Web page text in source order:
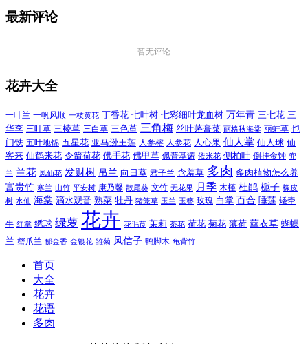
最新评论
暂无评论
花卉大全
一叶兰 一帆风顺 一枝黄花 丁香花 七叶树 七彩细叶龙血树 万年青 三七花 三
华李 三叶草 三棱草 三白草 三色堇 三角梅 丝叶茅膏菜 丽格秋海棠 丽蚌草 也
门铁 五叶地锦 五星花 亚马逊王莲 人参榕 人参花 人心果 仙人掌 仙人球 仙
客来 仙鹤来花 令箭荷花 佛手花 佛甲草 佩普基诺 依米花 侧柏叶 倒挂金钟 兜
兰 兰花 凤仙花 发财树 吊兰 向日葵 君子兰 含羞草 多肉 多肉植物怎么养
富贵竹 寒兰 山竹 平安树 康乃馨 散尾葵 文竹 无花果 月季 木槿 杜鹃 栀子 橡皮
树 水仙 海棠 滴水观音 熟菜 牡丹 猪笼草 玉兰 玉簪 玫瑰 白掌 百合 睡莲 矮牵
牛 红掌 绣球 绿萝 花卉 花毛茛 茉莉 茶花 荷花 菊花 薄荷 薰衣草 蝴蝶
兰 蟹爪兰 郁金香 金银花 雏菊 风信子 鸭脚木 龟背竹
首页
大全
花卉
花语
多肉